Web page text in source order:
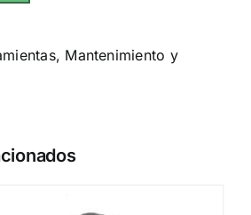
, Mantenimiento y